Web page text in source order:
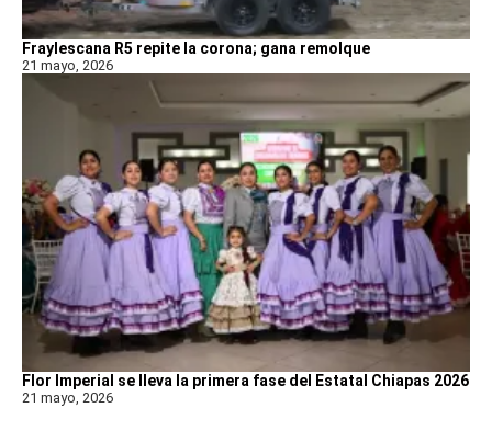
Fraylescana R5 repite la corona; gana remolque
21 mayo, 2026
Flor Imperial se lleva la primera fase del Estatal Chiapas 2026
21 mayo, 2026